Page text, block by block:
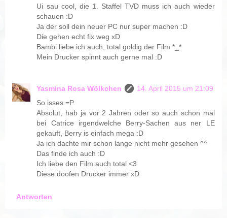
Ui sau cool, die 1. Staffel TVD muss ich auch wieder
schauen :D
Ja der soll dein neuer PC nur super machen :D
Die gehen echt fix weg xD
Bambi liebe ich auch, total goldig der Film *_*
Mein Drucker spinnt auch gerne mal :D
Yasmina Rosa Wölkchen
14. April 2015 um 21:09
So isses =P
Absolut, hab ja vor 2 Jahren oder so auch schon mal
bei Catrice irgendwelche Berry-Sachen aus ner LE
gekauft, Berry is einfach mega :D
Ja ich dachte mir schon lange nicht mehr gesehen ^^
Das finde ich auch :D
Ich liebe den Film auch total <3
Diese doofen Drucker immer xD
Antworten